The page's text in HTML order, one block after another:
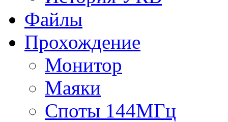
Файлы
Прохождение
Монитор
Маяки
Споты 144МГц